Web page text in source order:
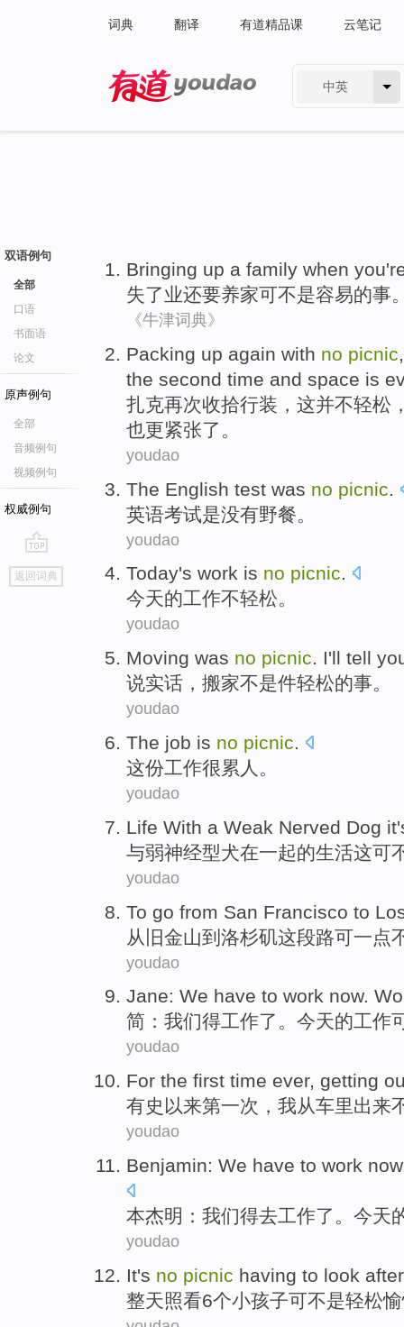
词典 翻译 有道精品课 云笔记
中英
双语例句
全部
口语
书面语
论文
原声例句
全部
音频例句
视频例句
权威例句
go
top
返回词典
Bringing up a family when
失了业还要养家可不是容易的事
《牛津词典》
Packing up again with no picnic
the second time and space is
扎克再次收拾行装， 这并不轻松
也更紧张了。
youdao
The English test was no picnic
英语考试是没有野餐 。
youdao
Today's work is no picnic.
今天的工作不轻松。
youdao
Moving was no picnic. I'll tell
说实话 ， 搬家不是件轻松的事。
youdao
The job is no picnic.
这份工作很累人。
youdao
Life With a Weak Nerved Dog it
与弱神经型犬在一起的生活这可
youdao
To go from San Francisco to
从 旧金山到 洛杉矶这段路可一点
youdao
Jane: We have to work now.
简 ： 我们得工作了 。 今天的工作
youdao
For the first time ever, getting
有史以来第一次 ，我从车里出来
youdao
Benjamin: We have to work now
本杰明 ： 我们得去工作了 。 今天
youdao
It's no picnic having to look after
整天照看6个小孩子可不是轻松